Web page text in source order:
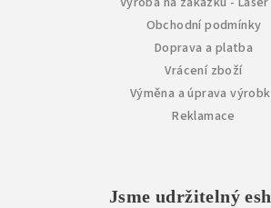
Obchodní podmínky
Doprava a platba
Vrácení zboží
Výměna a úprava
Reklamace
Jsme udržitelný